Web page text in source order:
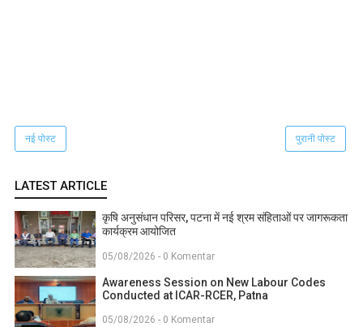
नई पोस्ट पुरानी पोस्ट
LATEST ARTICLE
कृषि अनुसंधान परिसर, पटना में नई श्रम संहिताओं पर जागरूकता
कार्यक्रम आयोजित
05/08/2026 - 0 Komentar
Awareness Session on New Labour Codes
Conducted at ICAR-RCER, Patna
05/08/2026 - 0 Komentar